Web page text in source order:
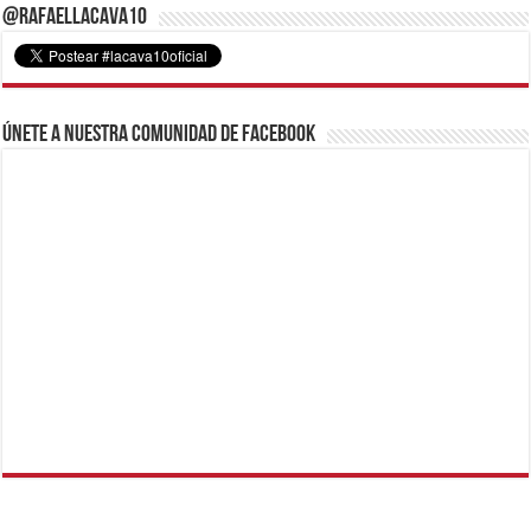
@RafaelLacava10
Únete a nuestra comunidad de Facebook